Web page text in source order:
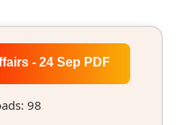
- 24 Sep PDF
98